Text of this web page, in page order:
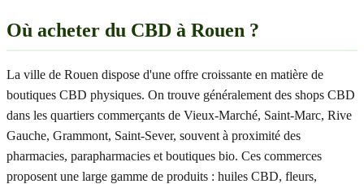
Où acheter du CBD à Rouen ?
La ville de Rouen dispose d'une offre croissante en matière de
boutiques CBD physiques. On trouve généralement des shops CBD
dans les quartiers commerçants de Vieux-Marché, Saint-Marc, Rive
Gauche, Grammont, Saint-Sever, souvent à proximité des
pharmacies, parapharmacies et boutiques bio. Ces commerces
proposent une large gamme de produits : huiles CBD, fleurs,